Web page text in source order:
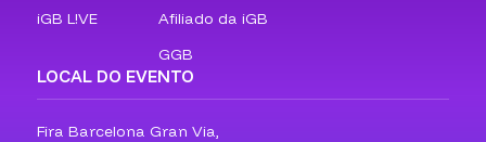
iGB L!VE
Afiliado da iGB
GGB
LOCAL DO EVENTO
Fira Barcelona Gran Via,